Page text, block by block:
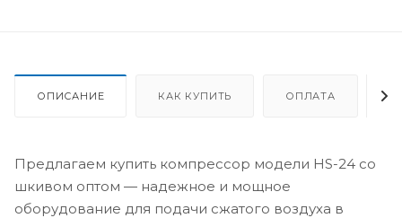
ОПИСАНИЕ КАК КУПИТЬ ОПЛАТА
Предлагаем купить компрессор модели HS-24 со
шкивом оптом — надежное и мощное
оборудование для подачи сжатого воздуха в